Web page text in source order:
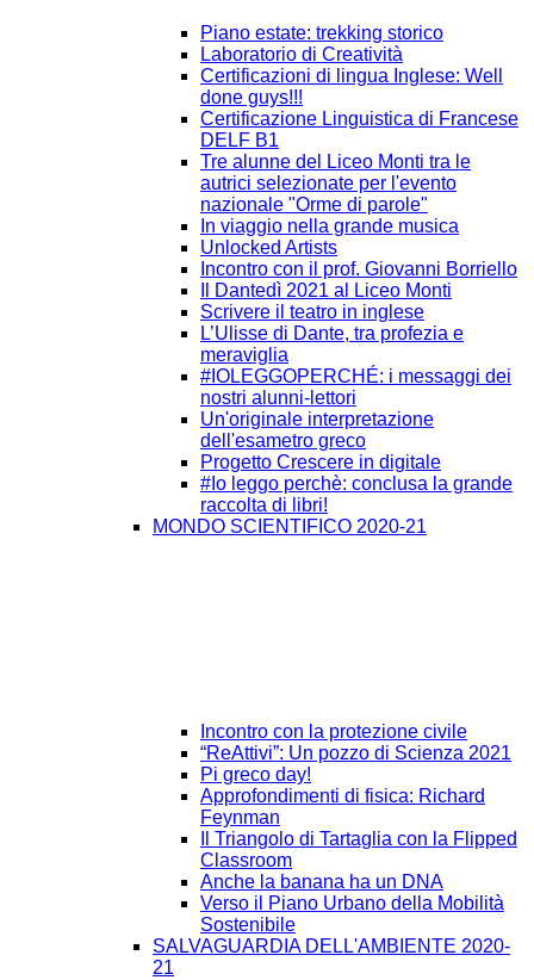
Piano estate: trekking storico
Laboratorio di Creatività
Certificazioni di lingua Inglese: Well
done guys!!!
Certificazione Linguistica di Francese
DELF B1
Tre alunne del Liceo Monti tra le
autrici selezionate per l'evento
nazionale "Orme di parole"
In viaggio nella grande musica
Unlocked Artists
Incontro con il prof. Giovanni Borriello
Il Dantedì 2021 al Liceo Monti
Scrivere il teatro in inglese
L’Ulisse di Dante, tra profezia e
meraviglia
#IOLEGGOPERCHÉ: i messaggi dei
nostri alunni-lettori
Un'originale interpretazione
dell'esametro greco
Progetto Crescere in digitale
#Io leggo perchè: conclusa la grande
raccolta di libri!
MONDO SCIENTIFICO 2020-21
Incontro con la protezione civile
“ReAttivi”: Un pozzo di Scienza 2021
Pi greco day!
Approfondimenti di fisica: Richard
Feynman
Il Triangolo di Tartaglia con la Flipped
Classroom
Anche la banana ha un DNA
Verso il Piano Urbano della Mobilità
Sostenibile
SALVAGUARDIA DELL'AMBIENTE 2020-
21